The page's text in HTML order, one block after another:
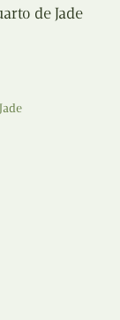
de Jade